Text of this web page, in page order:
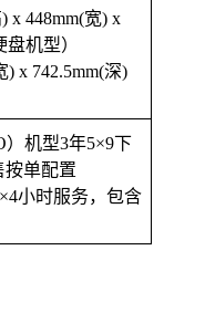
x 448mm(宽) x
机型）
) x 742.5mm(深)
机型3年5×9下
按单配置
小时服务，包含